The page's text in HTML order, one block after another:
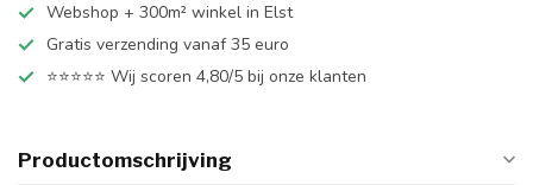
Webshop + 300m² winkel in Elst
Gratis verzending vanaf 35 euro
⭐⭐⭐⭐⭐ Wij scoren 4,80/5 bij onze klanten
Productomschrijving